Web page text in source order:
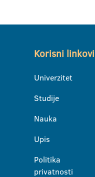
Korisni linkovi
Univerzitet
Studije
Nauka
Upis
Politika
privatnosti